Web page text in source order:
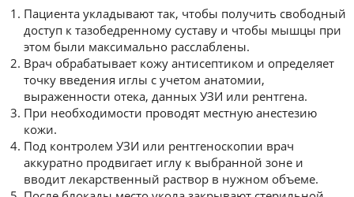
Пациента укладывают так, чтобы получить свободный
доступ к тазобедренному суставу и чтобы мышцы при
этом были максимально расслаблены.
Врач обрабатывает кожу антисептиком и определяет
точку введения иглы с учетом анатомии,
выраженности отека, данных УЗИ или рентгена.
При необходимости проводят местную анестезию
кожи.
Под контролем УЗИ или рентгеноскопии врач
аккуратно продвигает иглу к выбранной зоне и
вводит лекарственный раствор в нужном объеме.